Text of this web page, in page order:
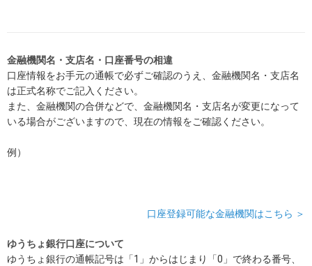
金融機関名・支店名・口座番号の相違
口座情報をお手元の通帳で必ずご確認のうえ、金融機関名・支店名
は正式名称でご記入ください。
また、金融機関の合併などで、金融機関名・支店名が変更になって
いる場合がございますので、現在の情報をご確認ください。
例）
口座登録可能な金融機関はこちら ＞
ゆうちょ銀行口座について
ゆうちょ銀行の通帳記号は「1」からはじまり「0」で終わる番号、